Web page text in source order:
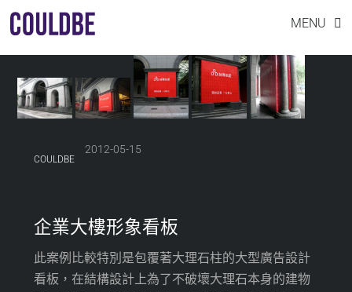
Skip
content
MENU
A SIGN DESIGN EVOLUTION
COULDBE
2012-05-15
企業大樓形象看板
此案例比較特別是包覆著大理石柱的大型廣告設計
看板，在結構設計上為了不破壞大理石本身的建物